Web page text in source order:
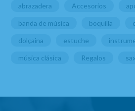
abrazadera Accesorios
banda de música boquilla
dolçaina estuche
música clásica Regalos